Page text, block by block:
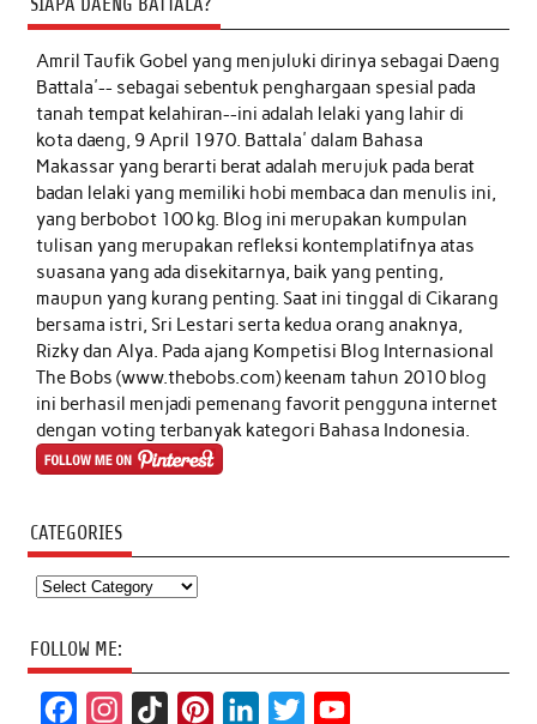
SIAPA DAENG BATTALA?
Amril Taufik Gobelyang menjuluki dirinya sebagai Daeng
Battala'-- sebagai sebentuk penghargaan spesial pada
tanah tempat kelahiran--ini adalah lelaki yang lahir di
kota daeng, 9 April 1970. Battala' dalam Bahasa
Makassar yang berarti berat adalah merujuk pada berat
badan lelaki yang memiliki hobi membaca dan menulis ini,
yang berbobot 100 kg. Blog ini merupakan kumpulan
tulisan yang merupakan refleksi kontemplatifnya atas
suasana yang ada disekitarnya, baik yang penting,
maupun yang kurang penting. Saat ini tinggal di Cikarang
bersama istri, Sri Lestari serta kedua orang anaknya,
Rizky dan Alya. Pada ajang Kompetisi Blog Internasional
The Bobs (www.thebobs.com) keenam tahun 2010 blog
ini berhasil menjadi pemenang favorit pengguna internet
dengan voting terbanyak kategori Bahasa Indonesia.
CATEGORIES
Categories
FOLLOW ME: